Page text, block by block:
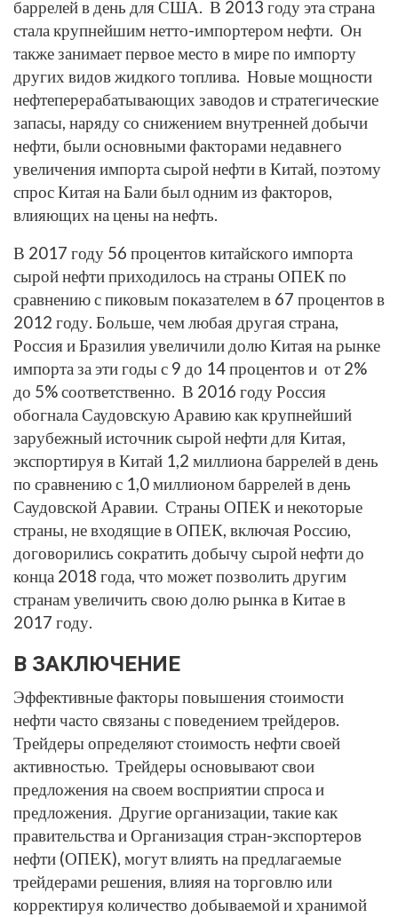
баррелей в день для США. В 2013 году эта страна
стала крупнейшим нетто-импортером нефти. Он
также занимает первое место в мире по импорту
других видов жидкого топлива. Новые мощности
нефтеперерабатывающих заводов и стратегические
запасы, наряду со снижением внутренней добычи
нефти, были основными факторами недавнего
увеличения импорта сырой нефти в Китай, поэтому
спрос Китая на Бали был одним из факторов,
влияющих на цены на нефть.
В 2017 году 56 процентов китайского импорта
сырой нефти приходилось на страны ОПЕК по
сравнению с пиковым показателем в 67 процентов в
2012 году. Больше, чем любая другая страна,
Россия и Бразилия увеличили долю Китая на рынке
импорта за эти годы с 9 до 14 процентов и от 2%
до 5% соответственно. В 2016 году Россия
обогнала Саудовскую Аравию как крупнейший
зарубежный источник сырой нефти для Китая,
экспортируя в Китай 1,2 миллиона баррелей в день
по сравнению с 1,0 миллионом баррелей в день
Саудовской Аравии. Страны ОПЕК и некоторые
страны, не входящие в ОПЕК, включая Россию,
договорились сократить добычу сырой нефти до
конца 2018 года, что может позволить другим
странам увеличить свою долю рынка в Китае в
2017 году.
В ЗАКЛЮЧЕНИЕ
Эффективные факторы повышения стоимости
нефти часто связаны с поведением трейдеров.
Трейдеры определяют стоимость нефти своей
активностью. Трейдеры основывают свои
предложения на своем восприятии спроса и
предложения. Другие организации, такие как
правительства и Организация стран-экспортеров
нефти (ОПЕК), могут влиять на предлагаемые
трейдерами решения, влияя на торговлю или
корректируя количество добываемой и хранимой